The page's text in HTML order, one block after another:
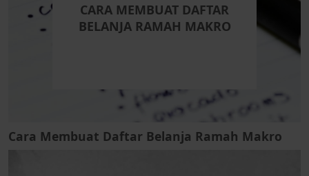
CARA MEMBUAT DAFTAR
BELANJA RAMAH MAKRO
Cara Membuat Daftar Belanja Ramah Makro